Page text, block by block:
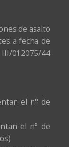
de asalto
a fecha de
012075/44
el n° de
el n° de